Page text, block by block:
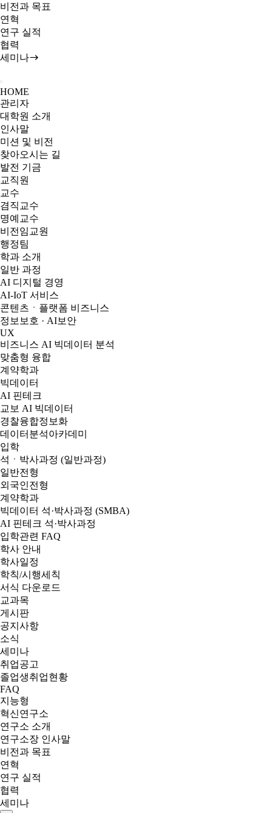
비전과 목표
연혁
연구 실적
협력
세미나
HOME
관리자
대학원 소개
인사말
미션 및 비전
찾아오시는 길
발전 기금
교직원
교수
겸직교수
명예교수
비전임교원
행정팀
학과 소개
일반 과정
AI 디지털 경영
AI-IoT 서비스
콘텐츠ㆍ플랫폼 비즈니스
정보보호 · AI보안
UX
비즈니스 AI 빅데이터 분석
맞춤형 융합
계약학과
빅데이터
AI 핀테크
교보 AI 빅데이터
경찰융합정보화
데이터분석아카데미
입학
석ㆍ박사과정 (일반과정)
일반전형
외국인전형
계약학과
빅데이터 석·박사과정 (SMBA)
AI 핀테크 석·박사과정
입학관련 FAQ
학사 안내
학사일정
학칙/시행세칙
서식 다운로드
교과목
게시판
공지사항
소식
세미나
취업공고
졸업생취업현황
FAQ
지능형
혁신연구소
연구소 소개
연구소장 인사말
비전과 목표
연혁
연구 실적
협력
세미나